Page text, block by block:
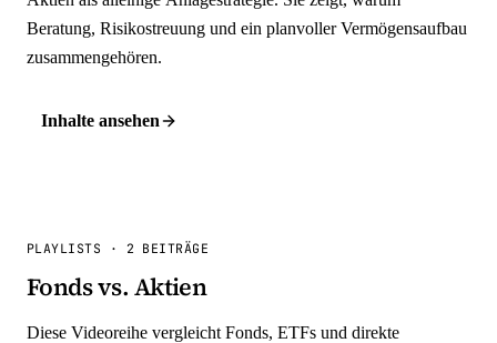
Beratung, Risikostreuung und ein planvoller Vermögensaufbau
zusammengehören.
Inhalte ansehen
PLAYLISTS · 2 BEITRÄGE
Fonds vs. Aktien
Diese Videoreihe vergleicht Fonds, ETFs und direkte